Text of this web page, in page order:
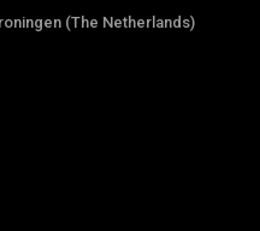
(The Netherlands)